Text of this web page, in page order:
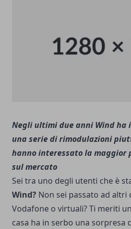
Negli ultimi due anni Wind
una serie di rimodulazioni
hanno interessato la maggior
sul mercato
Sei tra uno degli utenti che è
Wind? Non sei passato ad
Vodafone o virtuali? Ti meriti
casa ha in serbo una sorpresa